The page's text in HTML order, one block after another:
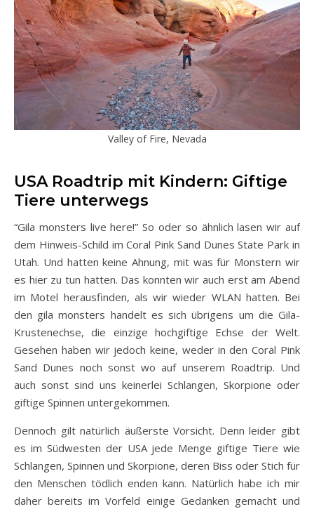
Valley of Fire, Nevada
USA Roadtrip mit Kindern: Giftige
Tiere unterwegs
“Gila monsters live here!” So oder so ähnlich lasen wir auf
dem Hinweis-Schild im Coral Pink Sand Dunes State Park in
Utah. Und hatten keine Ahnung, mit was für Monstern wir
es hier zu tun hatten. Das konnten wir auch erst am Abend
im Motel herausfinden, als wir wieder WLAN hatten. Bei
den gila monsters handelt es sich übrigens um die Gila-
Krustenechse, die einzige hochgiftige Echse der Welt.
Gesehen haben wir jedoch keine, weder in den Coral Pink
Sand Dunes noch sonst wo auf unserem Roadtrip. Und
auch sonst sind uns keinerlei Schlangen, Skorpione oder
giftige Spinnen untergekommen.
Dennoch gilt natürlich äußerste Vorsicht. Denn leider gibt
es im Südwesten der USA jede Menge giftige Tiere wie
Schlangen, Spinnen und Skorpione, deren Biss oder Stich für
den Menschen tödlich enden kann. Natürlich habe ich mir
daher bereits im Vorfeld einige Gedanken gemacht und